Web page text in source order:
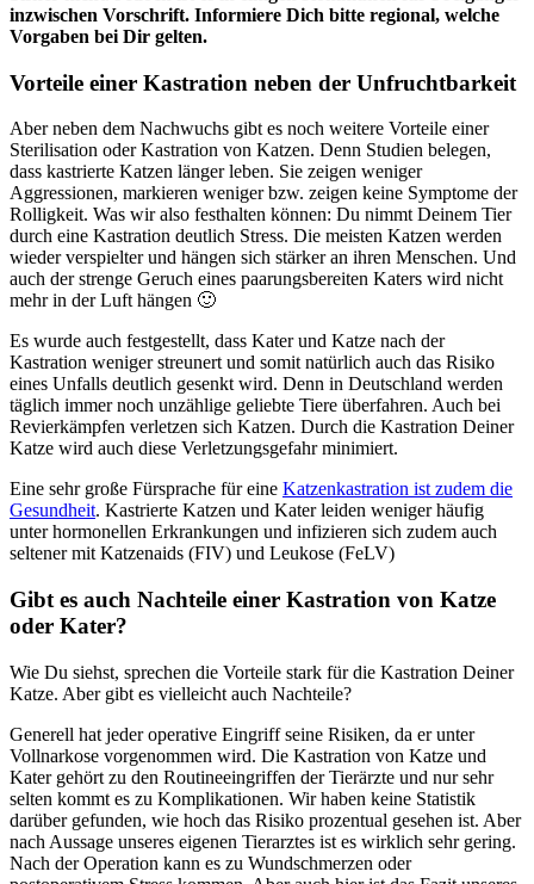
inzwischen Vorschrift. Informiere Dich bitte regional, welche
Vorgaben bei Dir gelten.
Vorteile einer Kastration neben der Unfruchtbarkeit
Aber neben dem Nachwuchs gibt es noch weitere Vorteile einer
Sterilisation oder Kastration von Katzen. Denn Studien belegen,
dass kastrierte Katzen länger leben. Sie zeigen weniger
Aggressionen, markieren weniger bzw. zeigen keine Symptome der
Rolligkeit. Was wir also festhalten können: Du nimmt Deinem Tier
durch eine Kastration deutlich Stress. Die meisten Katzen werden
wieder verspielter und hängen sich stärker an ihren Menschen. Und
auch der strenge Geruch eines paarungsbereiten Katers wird nicht
mehr in der Luft hängen 🙂
Es wurde auch festgestellt, dass Kater und Katze nach der
Kastration weniger streunert und somit natürlich auch das Risiko
eines Unfalls deutlich gesenkt wird. Denn in Deutschland werden
täglich immer noch unzählige geliebte Tiere überfahren. Auch bei
Revierkämpfen verletzen sich Katzen. Durch die Kastration Deiner
Katze wird auch diese Verletzungsgefahr minimiert.
Eine sehr große Fürsprache für eine Katzenkastration ist zudem die
Gesundheit. Kastrierte Katzen und Kater leiden weniger häufig
unter hormonellen Erkrankungen und infizieren sich zudem auch
seltener mit Katzenaids (FIV) und Leukose (FeLV)
Gibt es auch Nachteile einer Kastration von Katze
oder Kater?
Wie Du siehst, sprechen die Vorteile stark für die Kastration Deiner
Katze. Aber gibt es vielleicht auch Nachteile?
Generell hat jeder operative Eingriff seine Risiken, da er unter
Vollnarkose vorgenommen wird. Die Kastration von Katze und
Kater gehört zu den Routineeingriffen der Tierärzte und nur sehr
selten kommt es zu Komplikationen. Wir haben keine Statistik
darüber gefunden, wie hoch das Risiko prozentual gesehen ist. Aber
nach Aussage unseres eigenen Tierarztes ist es wirklich sehr gering.
Nach der Operation kann es zu Wundschmerzen oder